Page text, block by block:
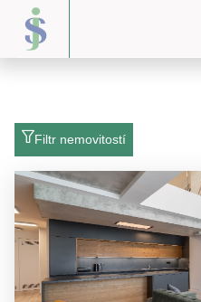
Filtr nemovitostí
Mgr. Jindřich Svoboda |